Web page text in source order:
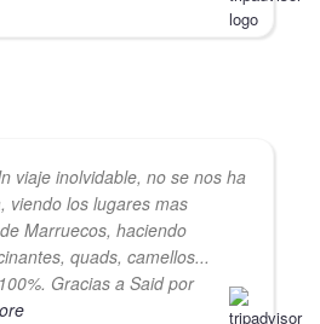
viaje inolvidable, no se nos ha
viendo los lugares mas
Marruecos, haciendo
quads, camellos...
Gracias a Said por